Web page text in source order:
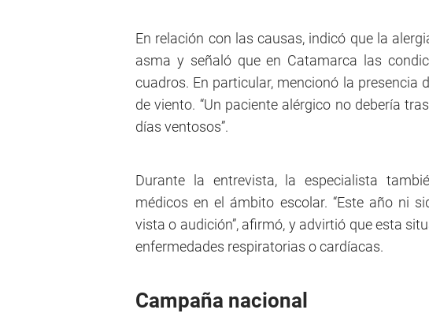
En relación con las causas, indicó que la
asma y señaló que en Catamarca las
cuadros. En particular, mencionó la presencia
de viento. “Un paciente alérgico no debería
días ventosos”.
Durante la entrevista, la especialista
médicos en el ámbito escolar. “Este año ni
vista o audición”, afirmó, y advirtió que esta
enfermedades respiratorias o cardíacas.
Campaña nacional